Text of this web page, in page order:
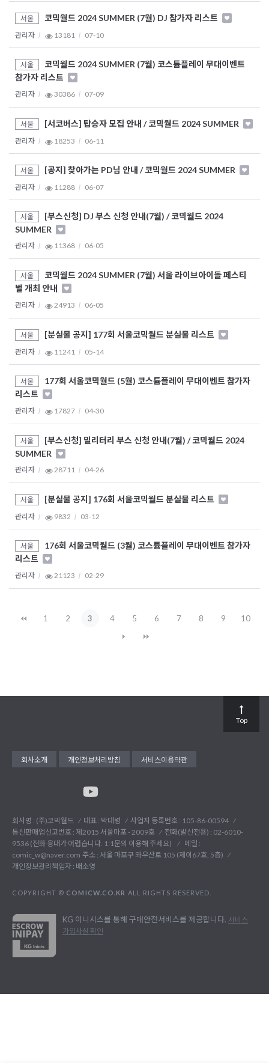
서울 코믹월드 2024 SUMMER (7월) DJ 참가자 리스트
관리자 13181 07-10
서울
코믹월드 2024 SUMMER (7월) 코스튬플레이 무대이벤트
참가자 리스트
관리자 30386 07-09
서울 [서코버스] 탑승자 모집 안내 / 코믹월드 2024 SUMMER
관리자 18253 06-11
서울 [공지] 찾아가는 PD님 안내 / 코믹월드 2024 SUMMER
관리자 11288 06-07
서울
[부스신청] DJ 부스 신청 안내(7월) / 코믹월드 2024
SUMMER
관리자 11368 06-05
서울
코믹월드 2024 SUMMER (7월) 서울 라이브아이돌 페스티
벌 개최 안내
관리자 24913 06-05
서울 [분실물 공지] 177회 서울코믹월드 분실물 리스트
관리자 11241 05-14
서울
177회 서울코믹월드 (5월) 코스튬플레이 무대이벤트 참가자
리스트
관리자 17827 04-30
서울
[부스신청] 밀리터리 부스 신청 안내(7월) / 코믹월드 2024
SUMMER
관리자 28711 04-26
서울 [분실물 공지] 176회 서울코믹월드 분실물 리스트
관리자 9832 03-12
서울
176회 서울코믹월드 (3월) 코스튬플레이 무대이벤트 참가자
리스트
관리자 21123 02-29
1 2 3 4 5 6 7 8 9 10
회사소개 개인정보처리방침 서비스이용약관
회사명 : (주)코믹월드 대표 : 박대령
사업자 등록번호 : 105-86-00594
통신판매업신고번호 : 제2015 서울마포 - 2009호
전화(발신전용) : 02-6010-
9536 (전화 응대가 어렵습니다. 1:1문의 이용해 주세요)
메일 :
comic_w@naver.com 주소 : 서울 마포구 와우산로 105 (제이67호, 5층)
개인정보관리책임자 : 배소영
COPYRIGHT © COMICW.CO.KR ALL RIGHTS RESERVED.
KG 이니시스를 통해 구매안전서비스를 제공합니다. 서비스
가입사실 확인
Top